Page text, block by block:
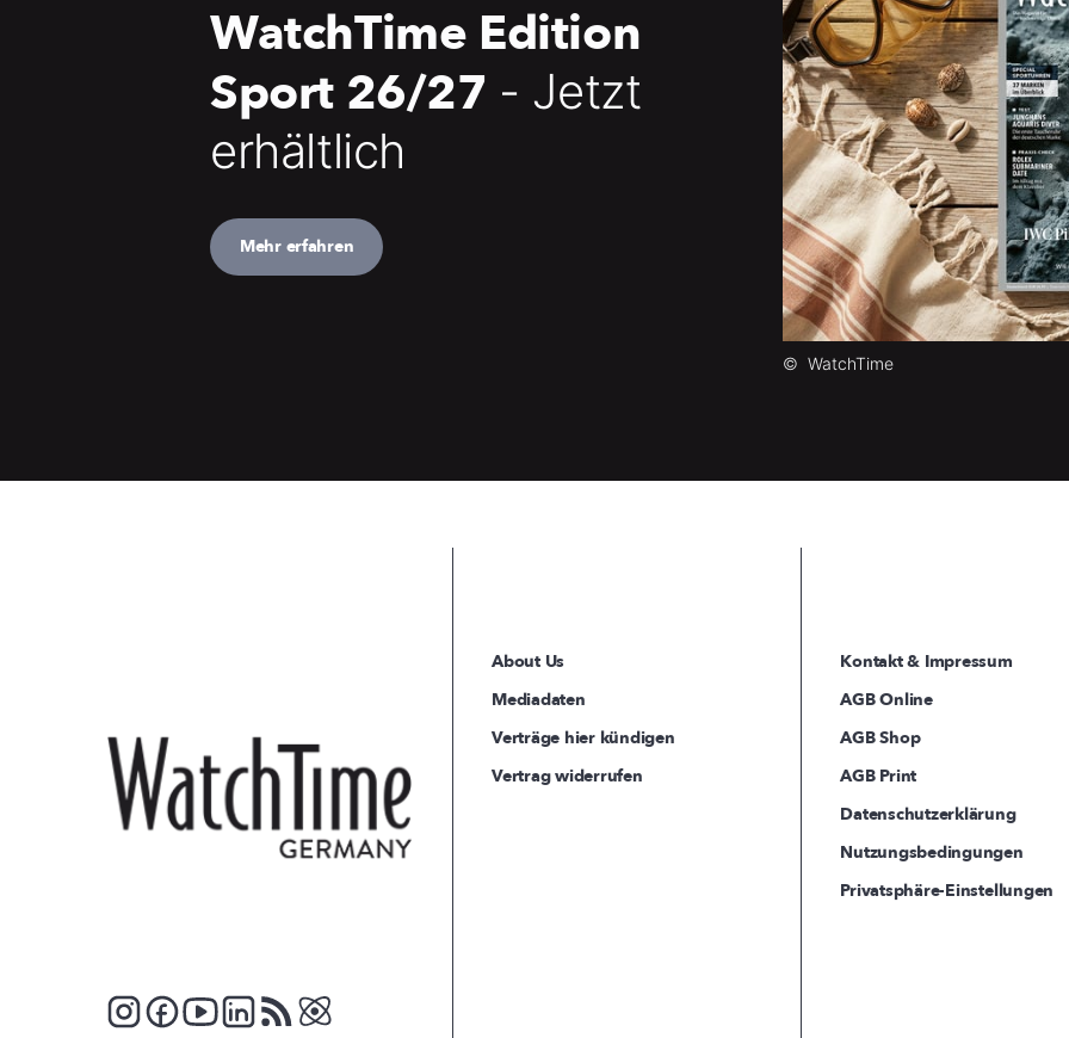
© WatchTime
WatchTime Edition
Sport 26/27 - Jetzt
erhältlich
Mehr erfahren
About Us
Mediadaten
Verträge hier kündigen
Vertrag widerrufen
Kontakt & Impressum
AGB Online
AGB Shop
AGB Print
Datenschutzerklärung
Nutzungsbedingungen
Privatsphäre-Einstellungen